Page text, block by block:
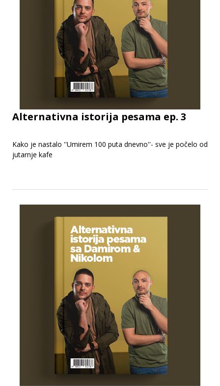
Alternativna istorija pesama ep. 3
Kako je nastalo ''Umirem 100 puta dnevno''- sve je počelo od
jutarnje kafe